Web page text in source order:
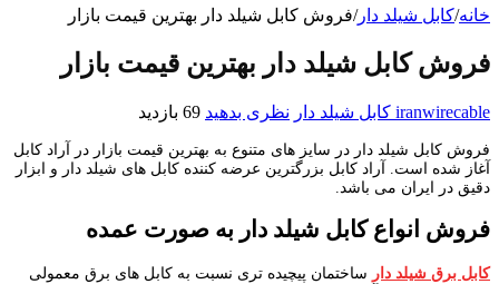
خانه/کابل شیلد دار/فروش کابل شیلد دار بهترین قیمت بازار
فروش کابل شیلد دار بهترین قیمت بازار
iranwirecable کابل شیلد دار نظری بدهید 69 بازدید
فروش کابل شیلد دار در سایز های متنوع به بهترین قیمت بازار در آراد کابل
آغاز شده است. آراد کابل بزرگترین عرضه کننده کابل های شیلد دار و ابزار
دقیق در ایران می باشد.
فروش انواع کابل شیلد دار به صورت عمده
کابل برق شیلد دار ساختمان پیچیده تری نسبت به کابل های برق معمولی